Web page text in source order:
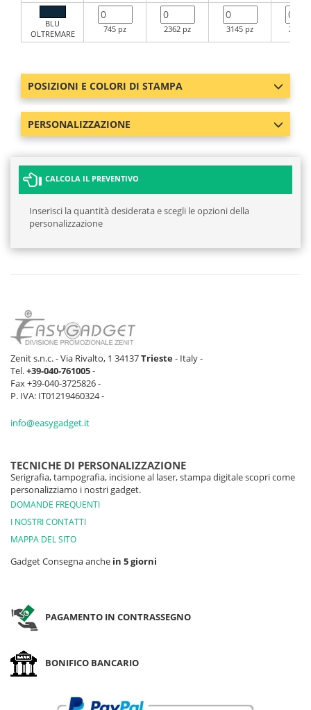
BLU
OLTREMARE
745 pz 2362 pz 3145 pz 2461
POSIZIONI E COLORI DI STAMPA
PERSONALIZZAZIONE
CALCOLA IL PREVENTIVO
Inserisci la quantità desiderata e scegli le opzioni della
personalizzazione
Zenit s.n.c. - Via Rivalto, 1 34137Trieste- Italy -
Tel.+39-040-761005-
Fax +39-040-3725826 -
P. IVA: IT01219460324 -
info@easygadget.it
TECNICHE DI PERSONALIZZAZIONE
Serigrafia, tampografia, incisione al laser, stampa digitale scopri come
personalizziamo i nostri gadget.
DOMANDE FREQUENTI
I NOSTRI CONTATTI
MAPPA DEL SITO
Gadget Consegna anche in 5 giorni
PAGAMENTO IN CONTRASSEGNO
BONIFICO BANCARIO